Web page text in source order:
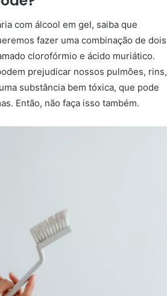
com álcool em gel, saiba que
fazer uma combinação de dois
clorofórmio e ácido muriático.
prejudicar nossos pulmões, rins,
substância bem tóxica, que pode
Então, não faça isso também.